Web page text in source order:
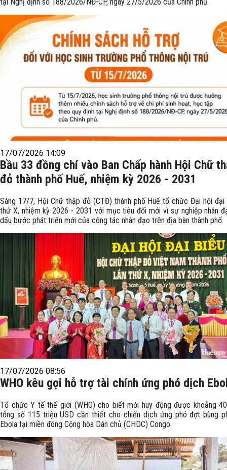
17/07/2026 14:09
Bầu 33 đồng chí vào Ban Chấp hành Hội Chữ
đỏ thành phố Huế, nhiệm kỳ 2026 - 2031
Sáng 17/7, Hội Chữ thập đỏ (CTĐ) thành phố Huế tổ chức Đại hội đại
thứ X, nhiệm kỳ 2026 - 2031 với mục tiêu đổi mới vì sự nghiệp nhân
dấu bước phát triển mới của công tác nhân đạo trên địa bàn thành phố.
17/07/2026 08:56
WHO kêu gọi hỗ trợ tài chính ứng phó dịch
Tổ chức Y tế thế giới (WHO) cho biết mới huy động được khoảng
tổng số 115 triệu USD cần thiết cho chiến dịch ứng phó đợt bùng
Ebola tại miền đông Cộng hòa Dân chủ (CHDC) Congo.